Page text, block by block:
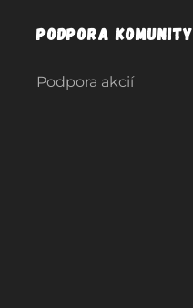
Podpora komunity
Podpora akcií